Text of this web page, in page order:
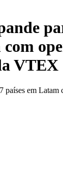
VTEX
países em Latam